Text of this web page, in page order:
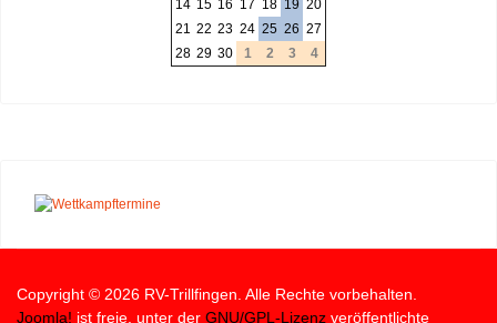
14 15 16 17 18 19 20
21 22 23 24 25 26 27
28 29 30 1 2 3 4
Copyright © 2026 RV-Trillfingen. Alle Rechte vorbehalten.
Joomla! ist freie, unter der GNU/GPL-Lizenz veröffentlichte